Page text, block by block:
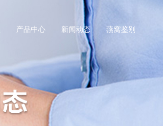
产品中心 新闻动态 燕窝鉴别